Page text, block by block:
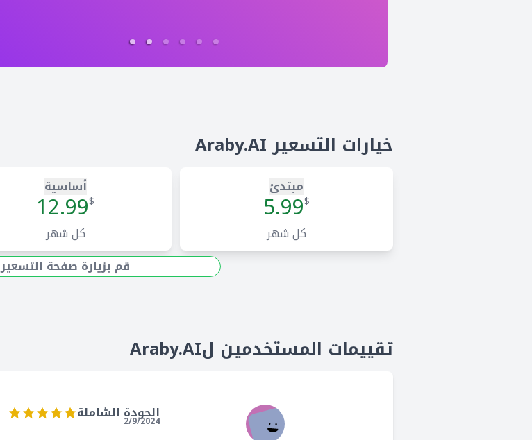
خيارات التسعير Araby.AI
مبتدئ
$
5.99
كل شهر
أساسية
$
12.99
كل شهر
قم بزيارة صفحة التسعير
تقييمات المستخدمين لAraby.AI
الجودة الشاملة
2/9/2024